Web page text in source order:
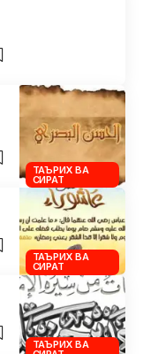
ТАЪРИХ ВА
СИРАТ
ТАЪРИХ ВА
СИРАТ
ТАЪРИХ ВА